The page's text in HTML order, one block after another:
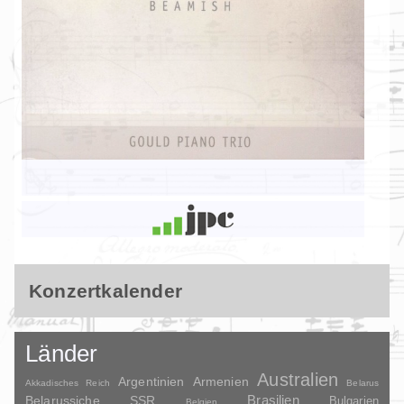
Konzertkalender
Länder
Akkadisches Reich Argentinien Armenien Australien Belarus
Belarussiche SSR Belgien Brasilien Bulgarien